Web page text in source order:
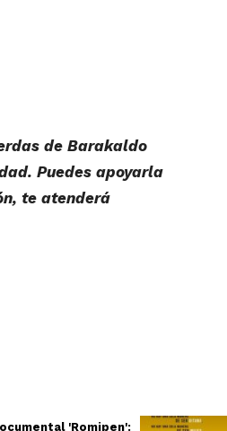
de Barakaldo
Puedes apoyarla
te atenderá
'Romipen':